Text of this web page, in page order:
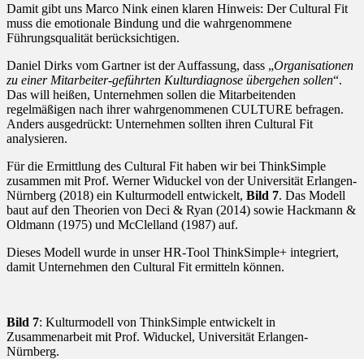
Damit gibt uns Marco Nink einen klaren Hinweis: Der Cultural Fit
muss die emotionale Bindung und die wahrgenommene
Führungsqualität berücksichtigen.
Daniel Dirks vom Gartner ist der Auffassung, dass „Organisationen
zu einer Mitarbeiter-geführten Kulturdiagnose übergehen sollen“.
Das will heißen, Unternehmen sollen die Mitarbeitenden
regelmäßigen nach ihrer wahrgenommenen CULTURE befragen.
Anders ausgedrückt: Unternehmen sollten ihren Cultural Fit
analysieren.
Für die Ermittlung des Cultural Fit haben wir bei ThinkSimple
zusammen mit Prof. Werner Widuckel von der Universität Erlangen-
Nürnberg (2018) ein Kulturmodell entwickelt, Bild 7. Das Modell
baut auf den Theorien von Deci & Ryan (2014) sowie Hackmann &
Oldmann (1975) und McClelland (1987) auf.
Dieses Modell wurde in unser HR-Tool ThinkSimple+ integriert,
damit Unternehmen den Cultural Fit ermitteln können.
Bild 7: Kulturmodell von ThinkSimple entwickelt in
Zusammenarbeit mit Prof. Widuckel, Universität Erlangen-
Nürnberg.